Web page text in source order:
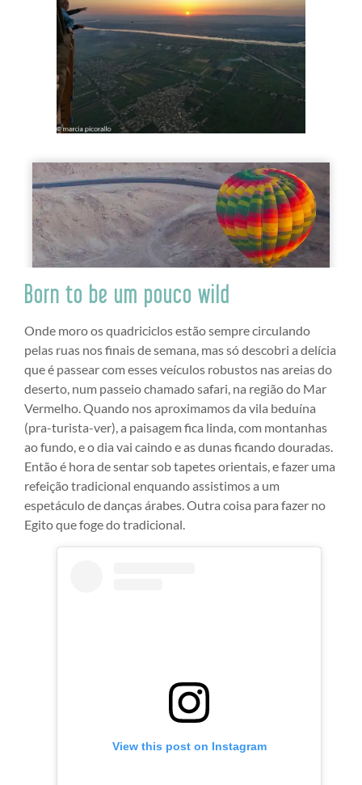
Born to be um pouco wild
Onde moro os quadriciclos estão sempre circulando
pelas ruas nos finais de semana, mas só descobri a delícia
que é passear com esses veículos robustos nas areias do
deserto, num passeio chamado safari, na região do Mar
Vermelho. Quando nos aproximamos da vila beduína
(pra-turista-ver), a paisagem fica linda, com montanhas
ao fundo, e o dia vai caindo e as dunas ficando douradas.
Então é hora de sentar sob tapetes orientais, e fazer uma
refeição tradicional enquando assistimos a um
espetáculo de danças árabes. Outra coisa para fazer no
Egito que foge do tradicional.
View this post on Instagram